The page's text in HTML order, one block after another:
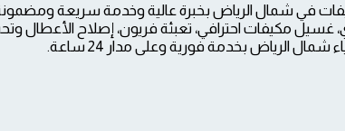
في شمال الرياض بخبرة عالية وخدمة سريعة
مكيفات احترافي، تعبئة فريون، إصلاح الأعطال
الرياض بخدمة فورية وعلى مدار 24 ساعة.